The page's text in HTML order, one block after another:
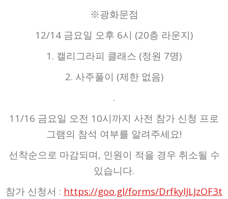
※광화문점
12/14 금요일 오후 6시 (20층 라운지)
1. 캘리그라피 클래스 (정원 7명)
2. 사주풀이 (제한 없음)
.
11/16 금요일 오전 10시까지 사전 참가 신청 프로
그램의 참석 여부를 알려주세요!
선착순으로 마감되며, 인원이 적을 경우 취소될 수
있습니다.
참가 신청서 : https://goo.gl/forms/DrfkylJLJzOF3t